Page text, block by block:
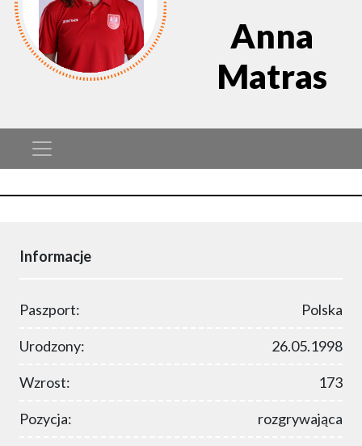
Anna
Matras
Informacje
Paszport: Polska
Urodzony: 26.05.1998
Wzrost: 173
Pozycja: rozgrywająca